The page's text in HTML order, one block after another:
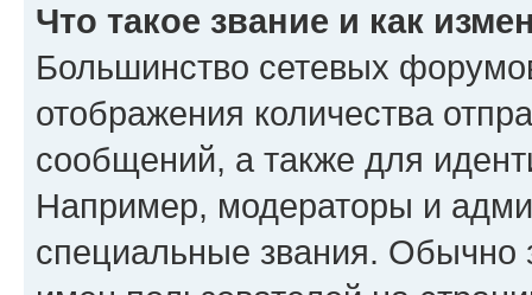
Что такое звание и как
Большинство сетевых
отображения количества
сообщений, а также для
Например, модераторы и
специальные звания. Обычно